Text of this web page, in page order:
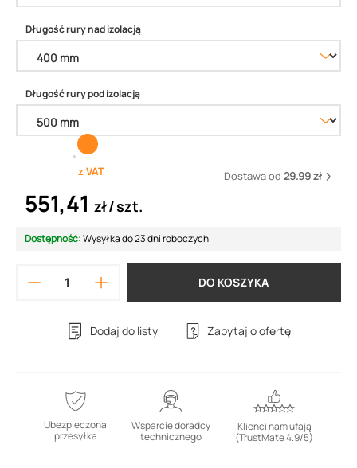
Długość rury nad izolacją
Długość rury pod izolacją
z VAT Dostawa od 29.99 zł
551,41 zł szt.
Dostępność:Wysyłka do 23 dni roboczych
DO KOSZYKA
Dodaj do listy Zapytaj o ofertę
Ubezpieczona
przesyłka
Wsparcie doradcy
technicznego
Klienci nam ufają
(TrustMate 4.9/5)